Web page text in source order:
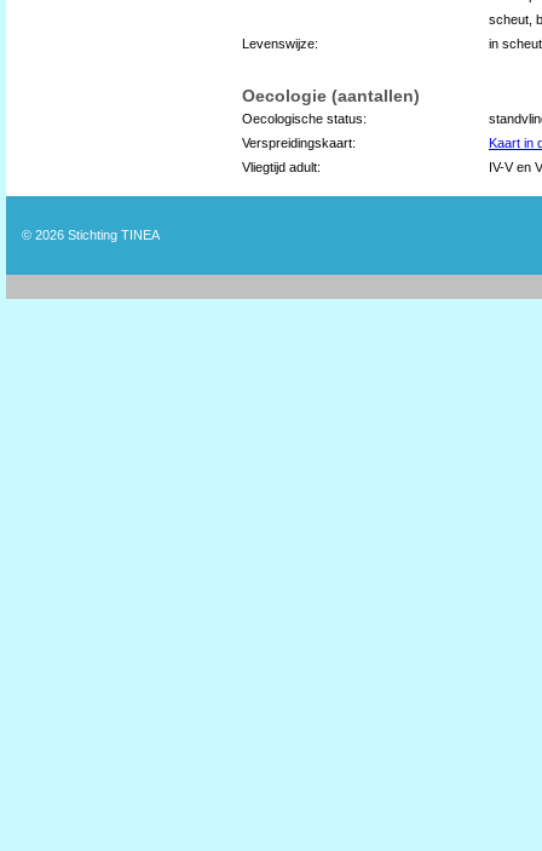
scheut,
Levenswijze:
in
Oecologie (aantallen)
Oecologische status:
Verspreidingskaart:
Kaart in
Vliegtijd adult:
IV-V en
© 2026 Stichting TINEA